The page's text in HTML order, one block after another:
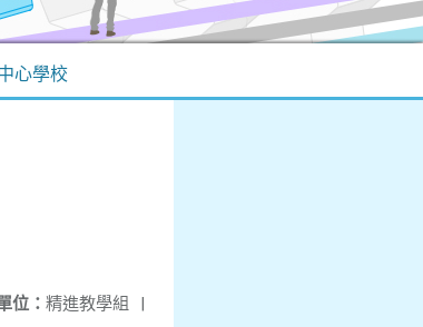
心學校
位： 精進教學組 |